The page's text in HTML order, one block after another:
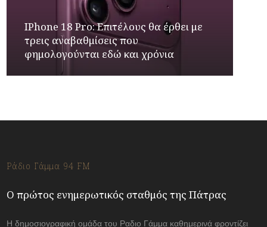
IPhone 18 Pro: Επιτέλους θα έρθει με
τρεις αναβαθμίσεις που
φημολογούνται εδώ και χρόνια
Ράδιο Γάμμα 94 FM
Ο πρώτος ενημερωτικός σταθμός της Πάτρας
Η δημοσιογραφική ομάδα του Ραδιο Γάμμα καθημερινά φροντίζει